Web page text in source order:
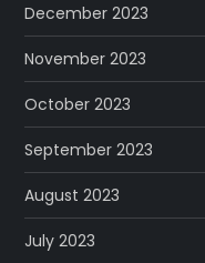
December 2023
November 2023
October 2023
September 2023
August 2023
July 2023